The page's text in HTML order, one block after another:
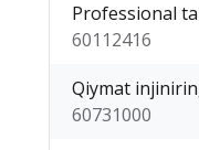
Professional
60112416
Qiymat
60731000